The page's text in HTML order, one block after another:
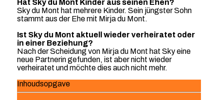
Hat Sky du Mont Kinder aus seinen Ehen?
Sky du Mont hat mehrere Kinder. Sein jüngster Sohn
stammt aus der Ehe mit Mirja du Mont.
Ist Sky du Mont aktuell wieder verheiratet oder
in einer Beziehung?
Nach der Scheidung von Mirja du Mont hat Sky eine
neue Partnerin gefunden, ist aber nicht wieder
verheiratet und möchte dies auch nicht mehr.
Inhoudsopgave